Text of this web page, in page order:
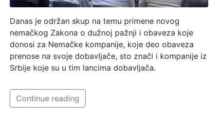
Danas je održan skup na temu primene novog
nemačkog Zakona o dužnoj pažnji i obaveza koje
donosi za Nemačke kompanije, koje deo obaveza
prenose na svoje dobavljače, sto znači i kompanije iz
Srbije koje su u tim lancima dobavljača.
Continue reading